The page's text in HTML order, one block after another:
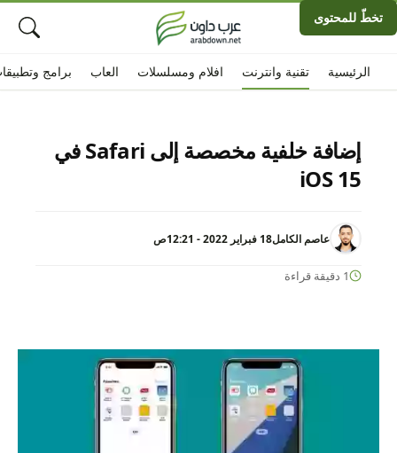
تخطّ للمحتوى
الرئيسية افلام ومسلسلات تقنية وانترنت العاب برامج
إضافة خلفية مخصصة إلى Safari في
iOS 15
عاصم الكامل18 فبراير 2022 - 12:21ص
1 دقيقة قراءة